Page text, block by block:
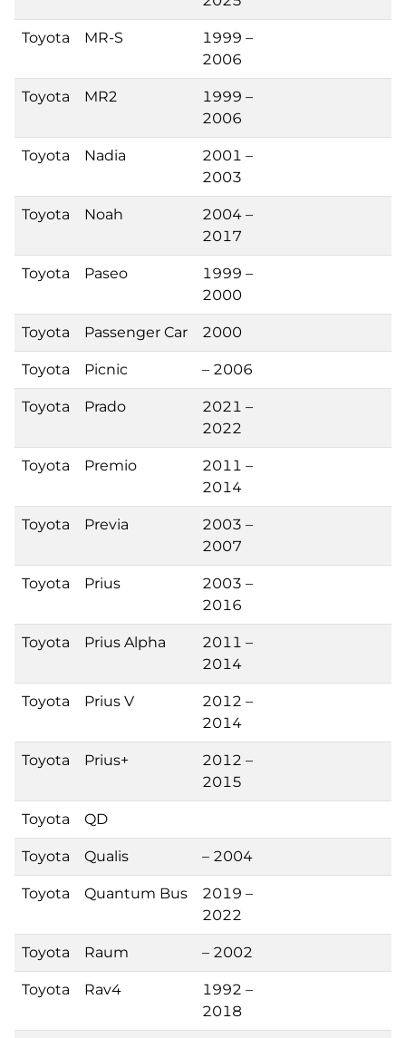
Toyota MR-S
1999 –
2006
Toyota MR2
1999 –
2006
Toyota Nadia
2001 –
2003
Toyota Noah
2004 –
2017
Toyota Paseo
1999 –
2000
Toyota Passenger Car 2000
Toyota Picnic – 2006
Toyota Prado
2021 –
2022
Toyota Premio
2011 –
2014
Toyota Previa
2003 –
2007
Toyota Prius
2003 –
2016
Toyota Prius Alpha
2011 –
2014
Toyota Prius V
2012 –
2014
Toyota Prius+
2012 –
2015
Toyota QD
Toyota Qualis – 2004
Toyota Quantum Bus
2019 –
2022
Toyota Raum – 2002
Toyota Rav4
1992 –
2018